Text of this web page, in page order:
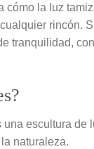
la luz
rincón.
tranquilidad,
escultura de
naturaleza.